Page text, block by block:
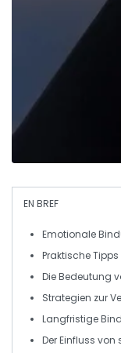
EN BREF
Emotionale
PraktischeTipps
Die Bedeutung
Strategien zur
Langfristige
Der Einfluss von